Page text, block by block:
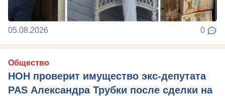
05.08.2026 0
Общество
НОН проверит имущество экс-депутата
PAS Александра Трубки после сделки на